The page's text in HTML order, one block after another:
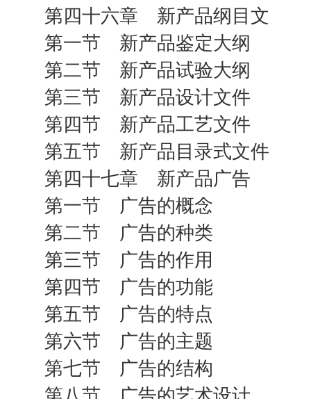
第四十六章 新产品纲目文
第一节 新产品鉴定大纲
第二节 新产品试验大纲
第三节 新产品设计文件
第四节 新产品工艺文件
第五节 新产品目录式文件
第四十七章 新产品广告
第一节 广告的概念
第二节 广告的种类
第三节 广告的作用
第四节 广告的功能
第五节 广告的特点
第六节 广告的主题
第七节 广告的结构